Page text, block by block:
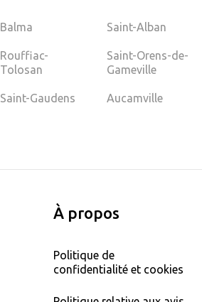
Balma Saint-Alban
Rouffiac-
Tolosan
Saint-Orens-de-
Gameville
Saint-Gaudens Aucamville
À propos
Politique de
confidentialité et cookies